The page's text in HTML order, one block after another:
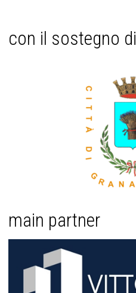
con il sostegno di
main partner